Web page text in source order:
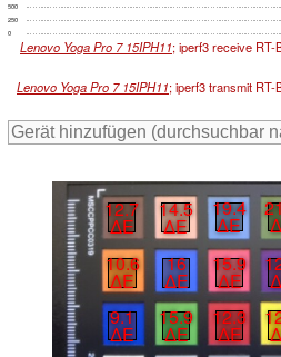
0
250
500
Lenovo Yoga Pro 7 15IPH11; iperf3 receive RT-
Lenovo Yoga Pro 7 15IPH11; iperf3 transmit RT-
12.7
∆E
14.5
∆E
19.4
∆E
10.6
∆E
16
∆E
15.9
∆E
9.1
∆E
15.9
∆E
12.3
∆E